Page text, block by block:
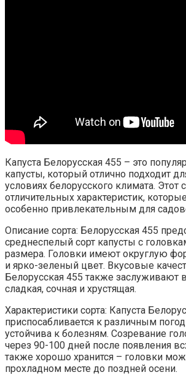
Капуста Белорусская 455 – это
капусты, который отлично подходит
условиях белорусского климата. Этот
отличительных характеристик,
особенно привлекательным для
Описание сорта: Белорусская 455
среднеспелый сорт капусты с
размера. Головки имеют округлую
и ярко-зеленый цвет. Вкусовые
Белорусская 455 также заслуживают
сладкая, сочная и хрустящая.
Характеристики сорта: Капуста
приспосабливается к различным
устойчива к болезням. Созревание
через 90-100 дней после появления
также хорошо хранится – головки
прохладном месте до поздней осени.